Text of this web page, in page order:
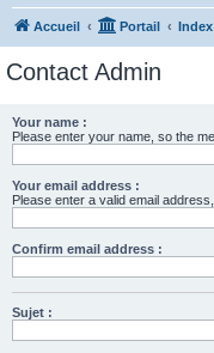
Accueil Portail
Contact Admin
Your name :
Please enter your name, so the
Your email address :
Please enter a valid email
Confirm email address :
Sujet :